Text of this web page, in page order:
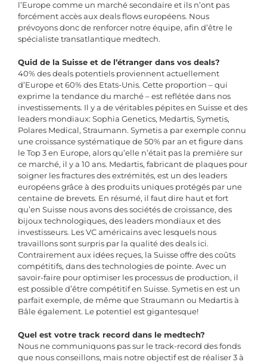
l’Europe comme un marché secondaire et ils n’ont pas
forcément accès aux deals flows européens. Nous
prévoyons donc de renforcer notre équipe, afin d’être le
spécialiste transatlantique medtech.
Quid de la Suisse et de l’étranger dans vos deals?
40% des deals potentiels proviennent actuellement
d’Europe et 60% des Etats-Unis. Cette proportion – qui
exprime la tendance du marché – est reflétée dans nos
investissements. Il y a de véritables pépites en Suisse et des
leaders mondiaux: Sophia Genetics, Medartis, Symetis,
Polares Medical, Straumann. Symetis a par exemple connu
une croissance systématique de 50% par an et figure dans
le Top 3 en Europe, alors qu’elle n’était pas la première sur
ce marché, il y a 10 ans. Medartis, fabricant de plaques pour
soigner les fractures des extrémités, est un des leaders
européens grâce à des produits uniques protégés par une
centaine de brevets. En résumé, il faut dire haut et fort
qu’en Suisse nous avons des sociétés de croissance, des
bijoux technologiques, des leaders mondiaux et des
investisseurs. Les VC américains avec lesquels nous
travaillons sont surpris par la qualité des deals ici.
Contrairement aux idées reçues, la Suisse offre des coûts
compétitifs, dans des technologies de pointe. Avec un
savoir-faire pour optimiser les processus de production, il
est possible d’être compétitif en Suisse. Symetis en est un
parfait exemple, de même que Straumann ou Medartis à
Bâle également. Le potentiel est gigantesque!
Quel est votre track record dans le medtech?
Nous ne communiquons pas sur le track-record des fonds
que nous conseillons, mais notre objectif est de réaliser 3 à